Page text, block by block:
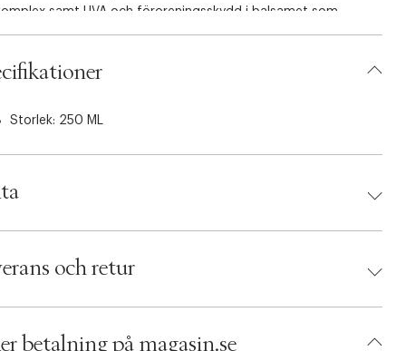
samt UVA och föroreningsskydd i balsamet som
ditt hår och hårfärg både naturligt och färgat hår - mot
testad. ANVÄNDNING: Applicera en lämplig mängd
skölj noggrant och styla håret som vanligt.
Storlek: 250 ML
5712350503708och retur
betalning på magasin.se